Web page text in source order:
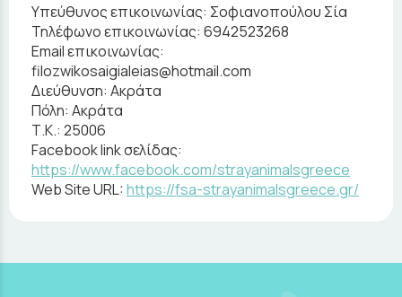
Υπεύθυνος επικοινωνίας: Σοφιανοπούλου Σία
Τηλέφωνο επικοινωνίας: 6942523268
Email επικοινωνίας:
filozwikosaigialeias@hotmail.com
Διεύθυνση: Ακράτα
Πόλη: Ακράτα
Τ.Κ.: 25006
Facebook link σελίδας:
https://www.facebook.com/strayanimalsgreece
Web Site URL:https://fsa-strayanimalsgreece.gr/